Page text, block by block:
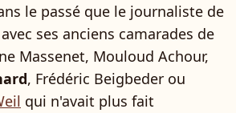
le passé que le journaliste de
ses anciens camarades de
Massenet, Mouloud Achour,
, Frédéric Beigbeder ou
qui n'avait plus fait